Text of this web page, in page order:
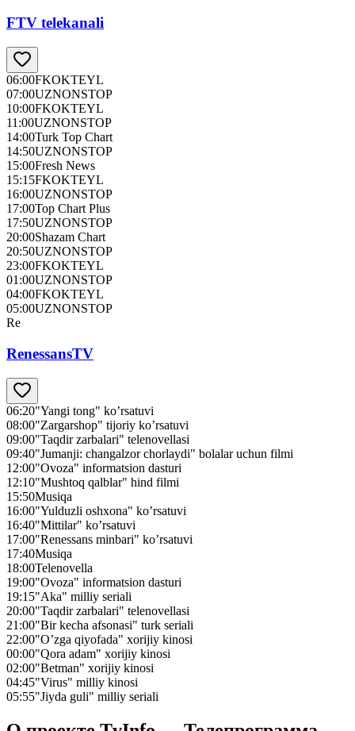
FTV telekanali
06:00FKOKTEYL
07:00UZNONSTOP
10:00FKOKTEYL
11:00UZNONSTOP
14:00Turk Top Chart
14:50UZNONSTOP
15:00Fresh News
15:15FKOKTEYL
16:00UZNONSTOP
17:00Top Chart Plus
17:50UZNONSTOP
20:00Shazam Chart
20:50UZNONSTOP
23:00FKOKTEYL
01:00UZNONSTOP
04:00FKOKTEYL
05:00UZNONSTOP
Re
RenessansTV
06:20"Yangi tong" ko’rsatuvi
08:00"Zargarshop" tijoriy ko’rsatuvi
09:00"Taqdir zarbalari" telenovellasi
09:40"Jumanji: changalzor chorlaydi" bolalar uchun filmi
12:00"Ovoza" informatsion dasturi
12:10"Mushtoq qalblar" hind filmi
15:50Musiqa
16:00"Yulduzli oshxona" ko’rsatuvi
16:40"Mittilar" ko’rsatuvi
17:00"Renessans minbari" ko’rsatuvi
17:40Musiqa
18:00Telenovella
19:00"Ovoza" informatsion dasturi
19:15"Aka" milliy seriali
20:00"Taqdir zarbalari" telenovellasi
21:00"Bir kecha afsonasi" turk seriali
22:00"O’zga qiyofada" xorijiy kinosi
00:00"Qora adam" xorijiy kinosi
02:00"Betman" xorijiy kinosi
04:45"Virus" milliy kinosi
05:55"Jiyda guli" milliy seriali